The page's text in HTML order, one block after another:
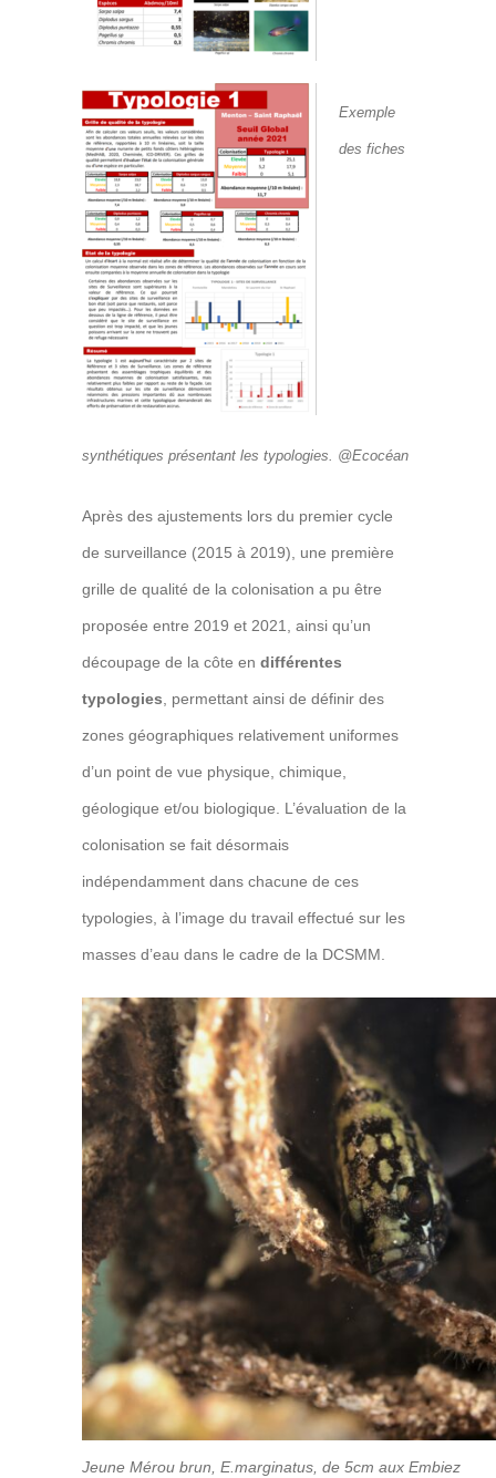
Exemple
des fiches
synthétiques présentant les typologies. @Ecocéan
Après des ajustements lors du premier cycle
de surveillance (2015 à 2019), une première
grille de qualité de la colonisation a pu être
proposée entre 2019 et 2021, ainsi qu’un
découpage de la côte en différentes
typologies , permettant ainsi de définir des
zones géographiques relativement uniformes
d’un point de vue physique, chimique,
géologique et/ou biologique. L’évaluation de la
colonisation se fait désormais
indépendamment dans chacune de ces
typologies, à l’image du travail effectué sur les
masses d’eau dans le cadre de la DCSMM.
Jeune Mérou brun, E.marginatus, de 5cm aux Embiez